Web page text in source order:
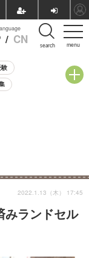
menu
/ CN search
験
みランドセル
2022.1.13（木） 17:45